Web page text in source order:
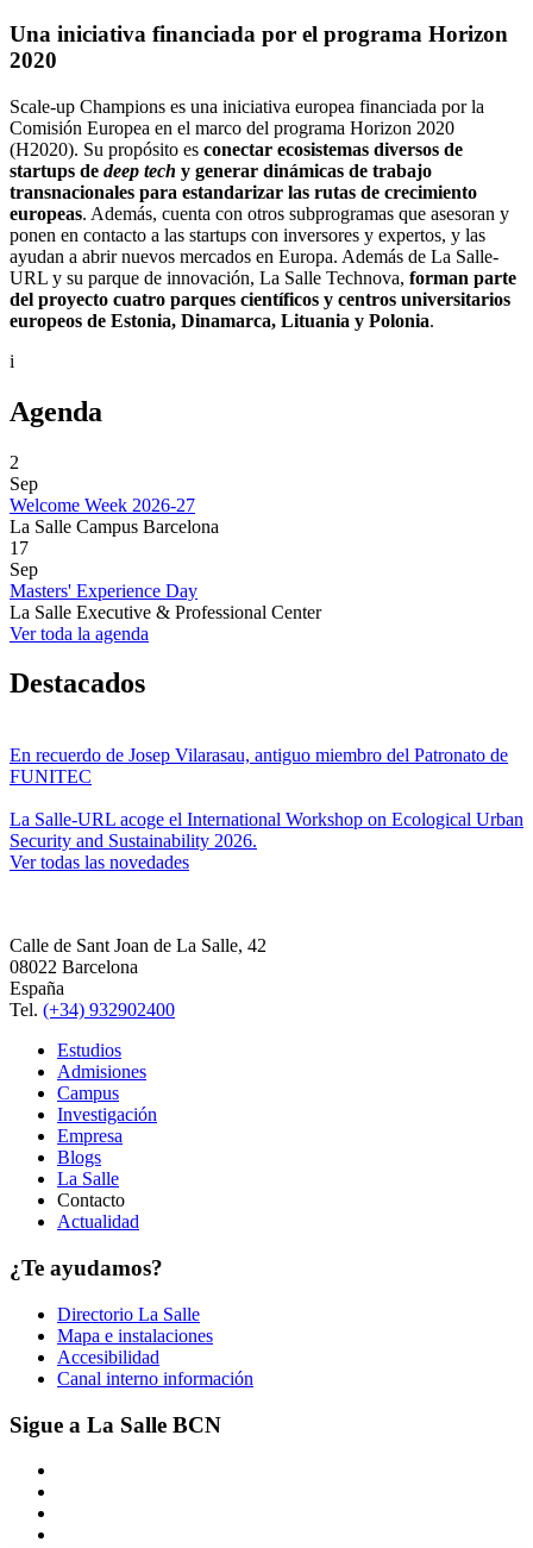
Una iniciativa financiada por el programa Horizon
2020
Scale-up Champions es una iniciativa europea financiada por la
Comisión Europea en el marco del programa Horizon 2020
(H2020). Su propósito es conectar ecosistemas diversos de
startups de deep tech y generar dinámicas de trabajo
transnacionales para estandarizar las rutas de crecimiento
europeas. Además, cuenta con otros subprogramas que asesoran y
ponen en contacto a las startups con inversores y expertos, y las
ayudan a abrir nuevos mercados en Europa. Además de La Salle-
URL y su parque de innovación, La Salle Technova, forman parte
del proyecto cuatro parques científicos y centros universitarios
europeos de Estonia, Dinamarca, Lituania y Polonia.
i
Agenda
2
Sep
Welcome Week 2026-27
La Salle Campus Barcelona
17
Sep
Masters' Experience Day
La Salle Executive & Professional Center
Ver toda la agenda
Destacados
En recuerdo de Josep Vilarasau, antiguo miembro del Patronato de
FUNITEC
La Salle-URL acoge el International Workshop on Ecological Urban
Security and Sustainability 2026.
Ver todas las novedades
Calle de Sant Joan de La Salle, 42
08022 Barcelona
España
Tel. (+34) 932902400
Estudios
Admisiones
Campus
Investigación
Empresa
Blogs
La Salle
Contacto
Actualidad
¿Te ayudamos?
Directorio La Salle
Mapa e instalaciones
Accesibilidad
Canal interno información
Sigue a La Salle BCN